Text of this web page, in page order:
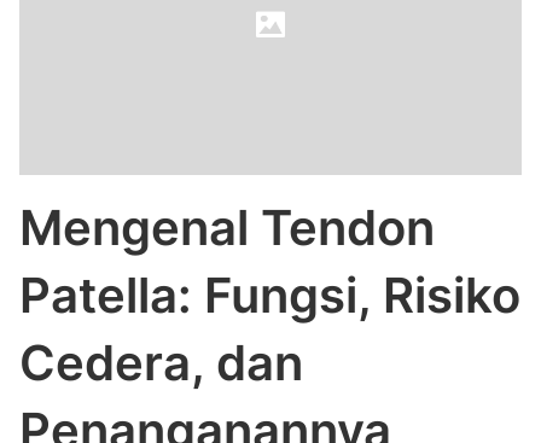
Mengenal Tendon
Patella: Fungsi, Risiko
Cedera, dan
Penanganannya